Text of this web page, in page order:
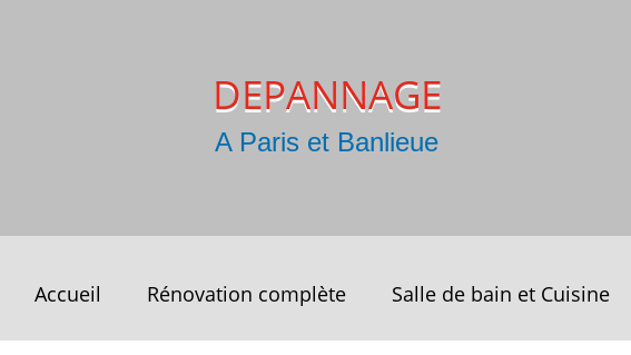
DEPANNAGE
A Paris et Banlieue
Accueil Rénovation complète Salle de bain et Cuisine